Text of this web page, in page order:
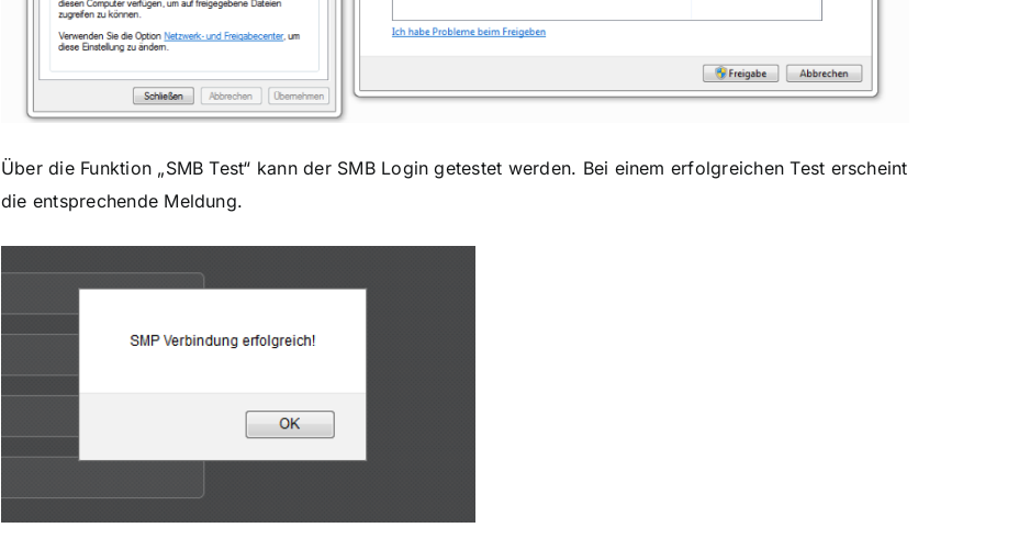
Über die Funktion „SMB Test“ kann der SMB Login getestet werden. Bei einem erfolgreichen Test erscheint
die entsprechende Meldung.